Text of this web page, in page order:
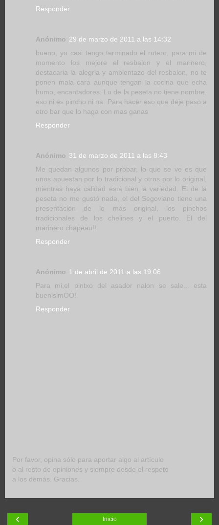
Responder
Anónimo 29 de marzo de 2011 a las 14:32
bueno, yo casi tengo terminado el rutero, para mi de
momento los mejore el resbalon y el marinero,
destacaria la alegria y ambientazo del resbalon, no te
ponen mala cara aunque tengan la cocina que echa
humo, encantadores. Lo de la peseta no tiene nombre,
eso ni es pincho ni na. Para hacer eso que deje paso a
otro bar que lo haga con mas ganas
Responder
Anónimo 31 de marzo de 2011 a las 8:43
Me quedan algunos por probar, lo que se ve es que
unos apuestan por lo tradicional y otros por lo original,
mientras haya calidad está bien la variedad. El de la
peseta no me gustó nada, el del Segoviano tiene una
presentación de lo más original, los pinchos
tradicionales de los chelines y el puerto. El del
marinero chapeau!!.
Responder
Anónimo 1 de abril de 2011 a las 19:06
Para mi,el pintxo del asador nalon se sale... esta
buenisimOO!
Responder
Por favor, opina sólo para aportar algo al artículo
o al resto de opiniones y siempre desde el respeto
a los demás. Gracias.
‹ ›
Inicio